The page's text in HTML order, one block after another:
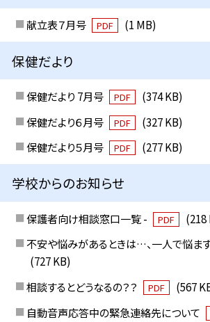
献立表７月号 PDF (1 MB)
保健だより
保健だより 7月号 PDF
(374 KB)
保健だより６月号
PDF
(327 KB)
保健だより５月号
PDF (277 KB)
学校からのお知らせ
保護者向け相談窓口一覧 - PDF
(218
不安や悩みがあるときは…、一人で悩まず
(727 KB)
相談するとどうなるの？？
PDF
(567
自動音声応答中の緊急連絡先について